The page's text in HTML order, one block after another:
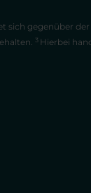
sich gegenüber
3 Hierbei